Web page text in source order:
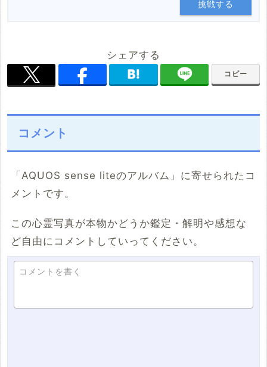
挑戦する
シェアする
コピー
コメント
「AQUOS sense liteのアルバム」に寄せられたコ
メントです。
この心霊写真が本物かどうか鑑定・解明や感想な
ど自由にコメントしていってください。
コメントを書く